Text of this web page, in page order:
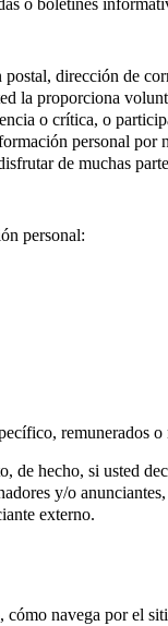
o boletines
dirección de
la proporciona
o crítica, o
personal por
de muchas
personal:
remunerados o
hecho, si usted
y/o anunciantes,
externo.
cómo navega por el